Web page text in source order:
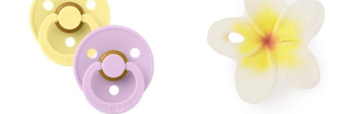
želja